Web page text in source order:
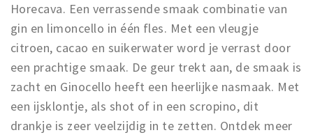
Horecava. Een verrassende smaak combinatie van
gin en limoncello in één fles. Met een vleugje
citroen, cacao en suikerwater word je verrast door
een prachtige smaak. De geur trekt aan, de smaak is
zacht en Ginocello heeft een heerlijke nasmaak. Met
een ijsklontje, als shot of in een scropino, dit
drankje is zeer veelzijdig in te zetten. Ontdek meer